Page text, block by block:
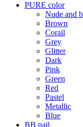
PURE color
Nude and
Brown
Corail
Grey
Glitter
Dark
Pink
Green
Red
Pastel
Metallic
Blue
BB nail